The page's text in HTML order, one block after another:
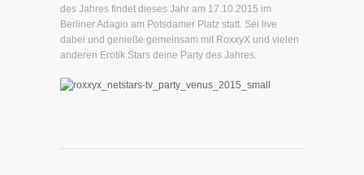
des Jahres findet dieses Jahr am 17.10.2015 im
Berliner Adagio am Potsdamer Platz statt. Sei live
dabei und genieße gemeinsam mit RoxxyX und vielen
anderen Erotik Stars deine Party des Jahres.